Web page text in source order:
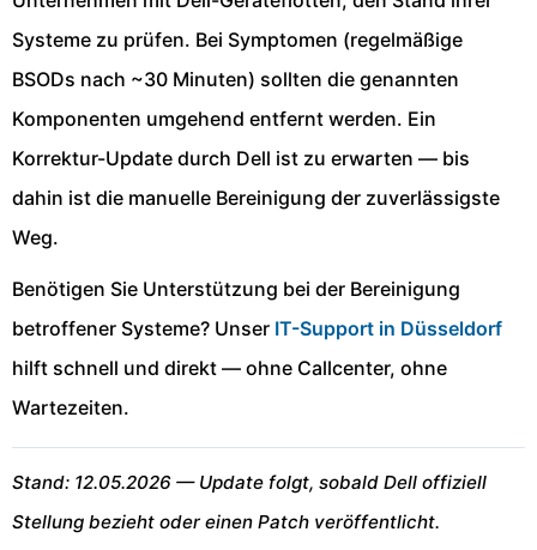
Systeme zu prüfen. Bei Symptomen (regelmäßige
BSODs nach ~30 Minuten) sollten die genannten
Komponenten umgehend entfernt werden. Ein
Korrektur-Update durch Dell ist zu erwarten — bis
dahin ist die manuelle Bereinigung der zuverlässigste
Weg.
Benötigen Sie Unterstützung bei der Bereinigung
betroffener Systeme? Unser IT-Support in Düsseldorf
hilft schnell und direkt — ohne Callcenter, ohne
Wartezeiten.
Stand: 12.05.2026 — Update folgt, sobald Dell offiziell
Stellung bezieht oder einen Patch veröffentlicht.